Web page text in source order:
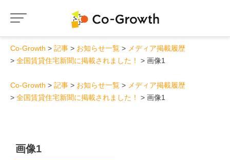
Co-Growth 記事 お知らせ一覧
メディア掲載履歴
全国賃貸住宅新聞に掲載されました！
画像1
Co-Growth 記事 お知らせ一覧
メディア掲載履歴
全国賃貸住宅新聞に掲載されました！
画像1
画像1